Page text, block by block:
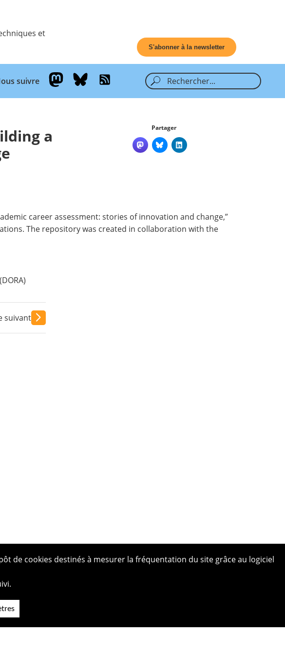
et
S'abonner à la newsletter
suivre
a
Partager
career assessment: stories of innovation and change,”
The repository was created in collaboration with the
suivant
de cookies destinés à mesurer la fréquentation du site grâce au logiciel